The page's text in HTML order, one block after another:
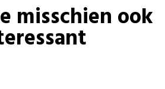
misschien ook